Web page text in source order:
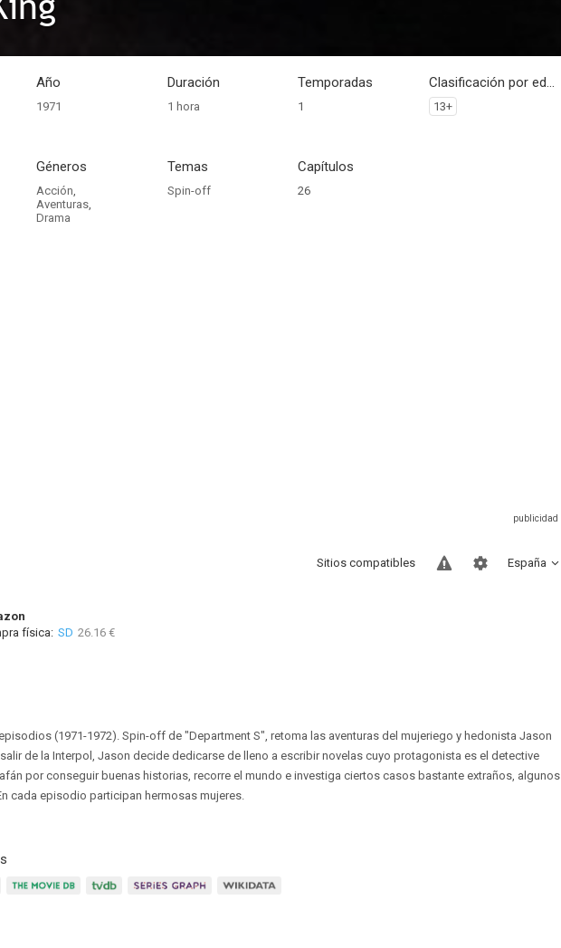
Año
1971
Duración
1 hora
Temporadas
1
Clasificación por edades
13+
Géneros
Acción,
Aventuras,
Drama
Temas
Spin-off
Capítulos
26
España
Sitios compatibles
física: SD 26.16 €
(1971-1972). Spin-off de "Department S", retoma las aventuras del mujeriego y hedonista Jason
de la Interpol, Jason decide dedicarse de lleno a escribir novelas cuyo protagonista es el detective
afán por conseguir buenas historias, recorre el mundo e investiga ciertos casos bastante extraños, algunos
cada episodio participan hermosas mujeres.